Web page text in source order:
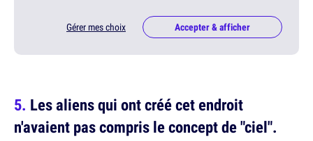
Gérer mes choix Accepter & afficher
Les aliens qui ont créé cet endroit
n'avaient pas compris le concept de "ciel".